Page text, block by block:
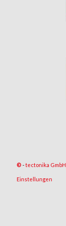
© -tectonika GmbH
Einstellungen